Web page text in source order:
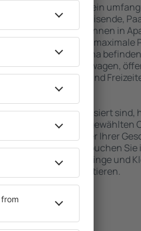
Louisiana umfassen ein
Objekten für Alleinreisende,
Die Besucher können in
übernachten, die maximale
Zentrum von Louisiana
die Nähe zu Mietwagen,
Service- und
guten Erholung.
interessiert sind,
für Sie. An dem ausgewählten
Ihres Urlaubs oder Ihrer
in Louisiana buchen Sie
für Behinderte, Säuglinge und
zusammen mit Haustieren.